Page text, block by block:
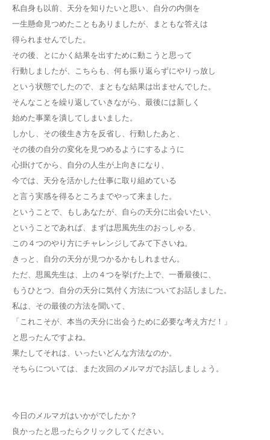
私自身も以前、天分を知りたいと思い、自分の内側を
一生懸命見つめたこともありましたが、まともな答えは
得られませんでした。
その後、とにかく結果を出すために動こうと思って
行動しましたが、こちらも、何も振り返らずにやりっ放し
という状態でしたので、まともな結果は出ませんでした。
そんなことを繰り返していきながら、最後には新しく
始めた事業を潰してしまいました。
しかし、その後生き方を反省し、行動したあと、
その後の自分の変化を見つめるようにするように
心掛けてから、自分の人生が上向きになり、
今では、天分を活かした仕事に取り組めている
と言う実感を得るところまでやって来ました。
ということで、もしあなたが、自らの天分に出会いたい、
ということであれば、まずは思風先生のおっしゃる、
この４つのやり方にチャレンジしてみて下さいね。
きっと、自分の天分が見つかるかもしれません。
ただ、思風先生は、上の４つを挙げた上で、一番最後に、
もうひとつ、自分の天分に気付く方法についてお話しました。
私は、その最後の方法を聞いて、
「これこそが、本当の天分に出会うために必要な考え方だ！」
と思ったんですよね。
果たしてそれは、いったいどんな方法なのか。
そちらについては、また次回のメルマガでお話しましょう。
今日のメルマガはいかがでしたか？
良かったと思ったらクリックしてください。